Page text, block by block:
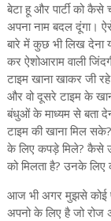
बेटा हू और पार्टी को
अपना नाम बदल दूंगा।
बारे में कुछ भी लिख देना
कर ऐशोआराम वाली
टाइम खाना खाकर जी
और वो दूसरे टाइम के
बंधुओं के माध्यम से बता
टाइम की खाना मिल
के लिए कपड़े मिले? कैसे
को मिलता है? उनके
आज भी अगर मुझसे कोई
अपनो के लिए है जो